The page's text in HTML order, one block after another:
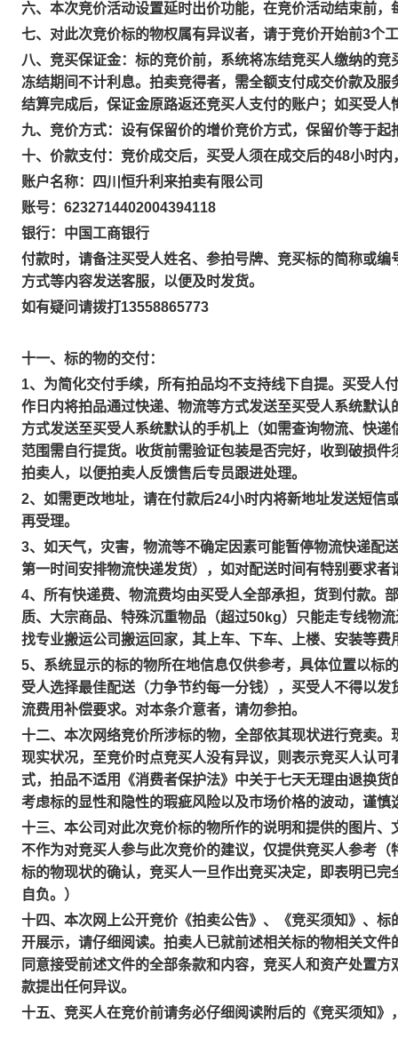
六、本次竞价活动设置延时出价功能，在竞价活动结束前
七、对此次竞价标的物权属有异议者，请于竞价开始前3个
八、竞买保证金：标的竞价前，系统将冻结竞买人缴纳的
冻结期间不计利息。拍卖竞得者，需全额支付成交价款及
结算完成后，保证金原路返还竞买人支付的账户；如买受人
九、竞价方式：设有保留价的增价竞价方式，保留价等于
十、价款支付：竞价成交后，买受人须在成交后的48小时
账户名称：四川恒升利来拍卖有限公司
账号：6232714402004394118
银行：中国工商银行
付款时，请备注买受人姓名、参拍号牌、竞买标的简称或
方式等内容发送客服，以便及时发货。
如有疑问请拨打13558865773
十一、标的物的交付：
1、为简化交付手续，所有拍品均不支持线下自提。买受人
作日内将拍品通过快递、物流等方式发送至买受人系统默
方式发送至买受人系统默认的手机上（如需查询物流、快
范围需自行提货。收货前需验证包装是否完好，收到破损
拍卖人，以便拍卖人反馈售后专员跟进处理。
2、如需更改地址，请在付款后24小时内将新地址发送短
再受理。
3、如天气，灾害，物流等不确定因素可能暂停物流快递配
第一时间安排物流快递发货），如对配送时间有特别要求者
4、所有快递费、物流费均由买受人全部承担，货到付款。
质、大宗商品、特殊沉重物品（超过50kg）只能走专线物
找专业搬运公司搬运回家，其上车、下车、上楼、安装等费
5、系统显示的标的物所在地信息仅供参考，具体位置以标
受人选择最佳配送（力争节约每一分钱），买受人不得以
流费用补偿要求。对本条介意者，请勿参拍。
十二、本次网络竞价所涉标的物，全部依其现状进行竞卖
现实状况，至竞价时点竞买人没有异议，则表示竞买人认
式，拍品不适用《消费者保护法》中关于七天无理由退换
考虑标的显性和隐性的瑕疵风险以及市场价格的波动，谨慎
十三、本公司对此次竞价标的物所作的说明和提供的图片
不作为对竞买人参与此次竞价的建议，仅提供竞买人参考
标的物现状的确认，竞买人一旦作出竞买决定，即表明已
自负。）
十四、本次网上公开竞价《拍卖公告》、《竞买须知》、
开展示，请仔细阅读。拍卖人已就前述相关标的物相关文
同意接受前述文件的全部条款和内容，竞买人和资产处置
款提出任何异议。
十五、竞买人在竞价前请务必仔细阅读附后的《竞买须知